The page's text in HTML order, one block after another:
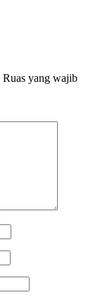
Ruas yang wajib